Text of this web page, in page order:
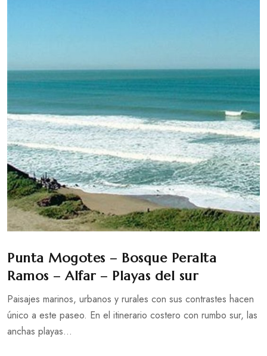
Punta Mogotes – Bosque Peralta
Ramos – Alfar – Playas del sur
Paisajes marinos, urbanos y rurales con sus contrastes hacen
único a este paseo. En el itinerario costero con rumbo sur, las
anchas playas...